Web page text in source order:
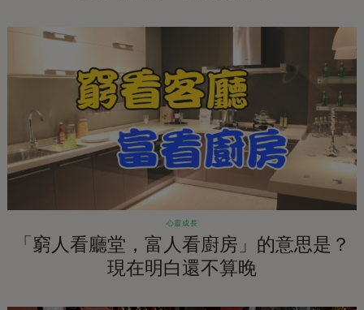
心靈成長
「窮人看廳堂，富人看廚房」的意思是？
現在明白還不算晚